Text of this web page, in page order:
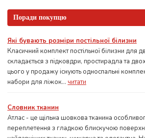
Поради покупцю
Які бувають розміри постільної білизни
Класичний комплект постільної білизни для
складається з підковдри, простирадла та
цього у продажу існують односпальні
набори для ліжок... читати
Словник тканин
Атлас - це щільна шовкова тканина
переплетення з гладкою блискучою